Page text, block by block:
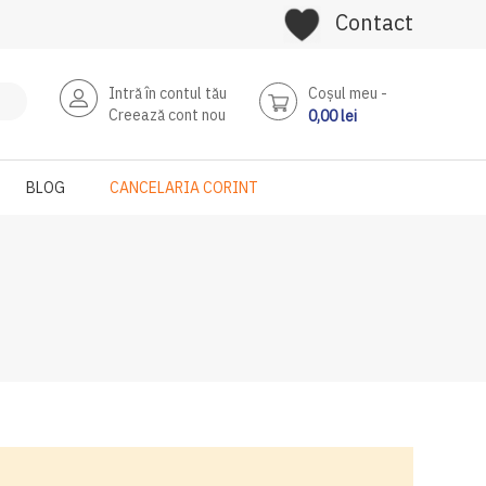
Contact
Intră în contul tău
Creează cont nou
Coşul meu
0,00 lei
BLOG CANCELARIA CORINT